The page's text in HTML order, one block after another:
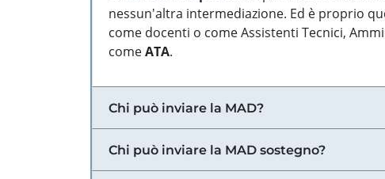
nessun'altra intermediazione. Ed è proprio
come docenti o come Assistenti Tecnici,
comeATA.
Chi può inviare la MAD?
Chi può inviare la MAD sostegno?